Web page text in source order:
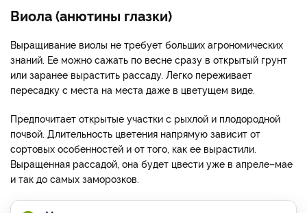
Виола (анютины глазки)
Выращивание виолы не требует больших агрономических
знаний. Ее можно сажать по весне сразу в открытый грунт
или заранее вырастить рассаду. Легко переживает
пересадку с места на места даже в цветущем виде.
Предпочитает открытые участки с рыхлой и плодородной
почвой. Длительность цветения напрямую зависит от
сортовых особенностей и от того, как ее вырастили.
Выращенная рассадой, она будет цвести уже в апреле–мае
и так до самых заморозков.